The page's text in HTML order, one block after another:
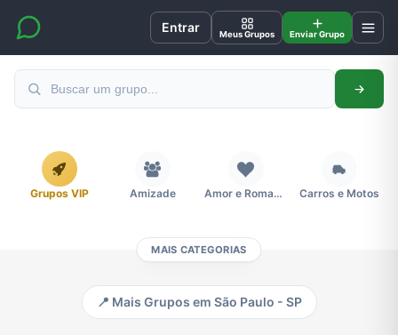
Entrar Meus Grupos Enviar Grupo
Grupos VIP Amizade Amor e Romance Carros e Motos
MAIS CATEGORIAS
📍 Mais Grupos em São Paulo - SP